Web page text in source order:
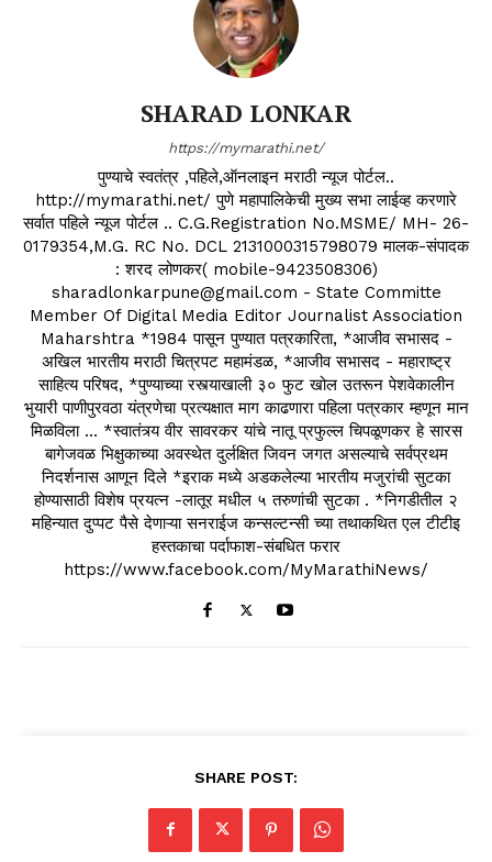
SHARAD LONKAR
https://mymarathi.net/
पुण्याचे स्वतंत्र ,पहिले,ऑनलाइन मराठी न्यूज पोर्टल..
http://mymarathi.net/ पुणे महापालिकेची मुख्य सभा लाईव्ह करणारे
सर्वात पहिले न्यूज पोर्टल .. C.G.Registration No.MSME/ MH- 26-
0179354,M.G. RC No. DCL 2131000315798079 मालक-संपादक
: शरद लोणकर( mobile-9423508306)
sharadlonkarpune@gmail.com - State Committe
Member Of Digital Media Editor Journalist Association
Maharshtra *1984 पासून पुण्यात पत्रकारिता, *आजीव सभासद -
अखिल भारतीय मराठी चित्रपट महामंडळ, *आजीव सभासद - महाराष्ट्र
साहित्य परिषद, *पुण्याच्या रस्त्याखाली ३० फुट खोल उतरून पेशवेकालीन
भुयारी पाणीपुरवठा यंत्रणेचा प्रत्यक्षात माग काढणारा पहिला पत्रकार म्हणून मान
मिळविला ... *स्वातंत्र्य वीर सावरकर यांचे नातू प्रफुल्ल चिपळूणकर हे सारस
बागेजवळ भिक्षुकाच्या अवस्थेत दुर्लक्षित जिवन जगत असल्याचे सर्वप्रथम
निदर्शनास आणून दिले *इराक मध्ये अडकलेल्या भारतीय मजुरांची सुटका
होण्यासाठी विशेष प्रयत्न -लातूर मधील ५ तरुणांची सुटका . *निगडीतील २
महिन्यात दुप्पट पैसे देणाऱ्या सनराईज कन्सल्टन्सी च्या तथाकथित एल टीटीइ
हस्तकाचा पर्दाफाश-संबधित फरार
https://www.facebook.com/MyMarathiNews/
SHARE POST: